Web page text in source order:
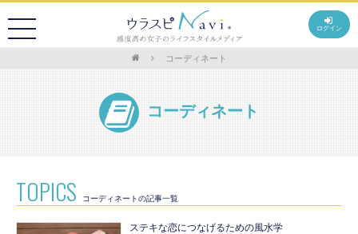
ログイン
コーディネート
コーディネート
TOPICS コーディネートの記事一覧
ステキな恋につなげるための風水学